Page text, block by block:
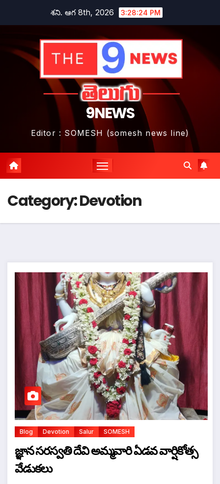
శని. ఆగ 8th, 2026 3:28:26 PM
9NEWS
Editor : SOMESH (somesh news line)
Category:Devotion
Blog Devotion Salur SOMESH
జ్ఞాన సరస్వతి దేవి అమ్మవారి ఏడవ వార్షికోత్స
వేడుకలు